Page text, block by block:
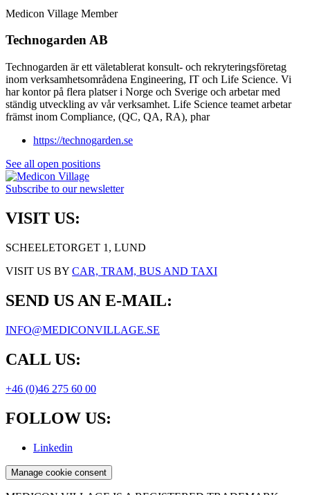
Medicon Village Member
Technogarden AB
Technogarden är ett väletablerat konsult- och rekryteringsföretag
inom verksamhetsområdena Engineering, IT och Life Science. Vi
har kontor på flera platser i Norge och Sverige och arbetar med
ständig utveckling av vår verksamhet. Life Science teamet arbetar
främst inom Compliance, (QC, QA, RA), phar
https://technogarden.se
See all open positions
Subscribe to our newsletter
VISIT US:
SCHEELETORGET 1, LUND
VISIT US BY CAR, TRAM, BUS AND TAXI
SEND US AN E-MAIL:
INFO@MEDICONVILLAGE.SE
CALL US:
+46 (0)46 275 60 00
FOLLOW US:
Linkedin
Manage cookie consent